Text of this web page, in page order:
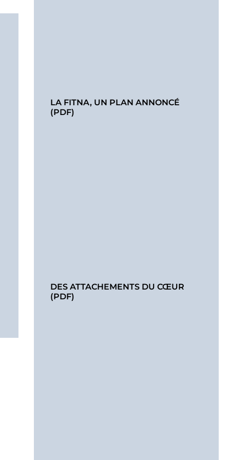
LA FITNA, UN PLAN ANNONCÉ
(PDF)
DES ATTACHEMENTS DU CŒUR
(PDF)